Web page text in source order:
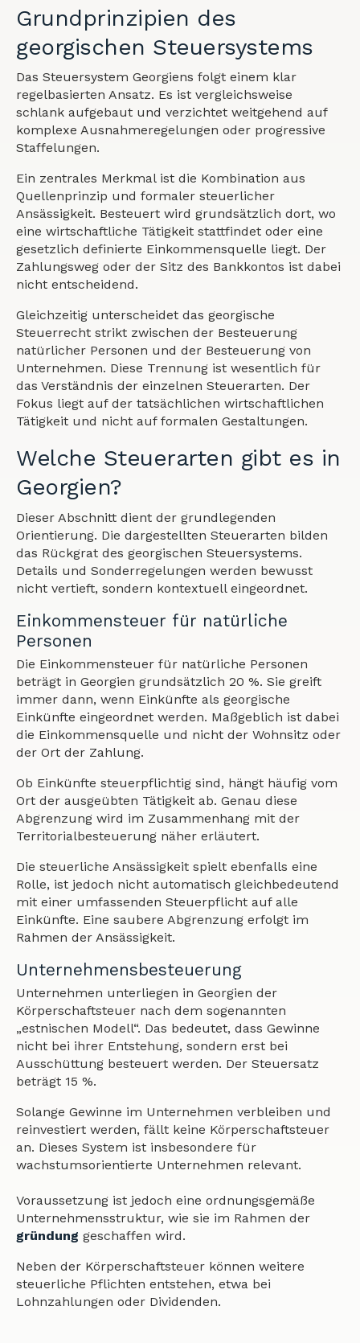
Grundprinzipien des
georgischen Steuersystems
Das Steuersystem Georgiens folgt einem klar
regelbasierten Ansatz. Es ist vergleichsweise
schlank aufgebaut und verzichtet weitgehend auf
komplexe Ausnahmeregelungen oder progressive
Staffelungen.
Ein zentrales Merkmal ist die Kombination aus
Quellenprinzip und formaler steuerlicher
Ansässigkeit. Besteuert wird grundsätzlich dort, wo
eine wirtschaftliche Tätigkeit stattfindet oder eine
gesetzlich definierte Einkommensquelle liegt. Der
Zahlungsweg oder der Sitz des Bankkontos ist dabei
nicht entscheidend.
Gleichzeitig unterscheidet das georgische
Steuerrecht strikt zwischen der Besteuerung
natürlicher Personen und der Besteuerung von
Unternehmen. Diese Trennung ist wesentlich für
das Verständnis der einzelnen Steuerarten. Der
Fokus liegt auf der tatsächlichen wirtschaftlichen
Tätigkeit und nicht auf formalen Gestaltungen.
Welche Steuerarten gibt es in
Georgien?
Dieser Abschnitt dient der grundlegenden
Orientierung. Die dargestellten Steuerarten bilden
das Rückgrat des georgischen Steuersystems.
Details und Sonderregelungen werden bewusst
nicht vertieft, sondern kontextuell eingeordnet.
Einkommensteuer für natürliche
Personen
Die Einkommensteuer für natürliche Personen
beträgt in Georgien grundsätzlich 20 %. Sie greift
immer dann, wenn Einkünfte als georgische
Einkünfte eingeordnet werden. Maßgeblich ist dabei
die Einkommensquelle und nicht der Wohnsitz oder
der Ort der Zahlung.
Ob Einkünfte steuerpflichtig sind, hängt häufig vom
Ort der ausgeübten Tätigkeit ab. Genau diese
Abgrenzung wird im Zusammenhang mit der
Territorialbesteuerung näher erläutert.
Die steuerliche Ansässigkeit spielt ebenfalls eine
Rolle, ist jedoch nicht automatisch gleichbedeutend
mit einer umfassenden Steuerpflicht auf alle
Einkünfte. Eine saubere Abgrenzung erfolgt im
Rahmen der Ansässigkeit.
Unternehmensbesteuerung
Unternehmen unterliegen in Georgien der
Körperschaftsteuer nach dem sogenannten
„estnischen Modell“. Das bedeutet, dass Gewinne
nicht bei ihrer Entstehung, sondern erst bei
Ausschüttung besteuert werden. Der Steuersatz
beträgt 15 %.
Solange Gewinne im Unternehmen verbleiben und
reinvestiert werden, fällt keine Körperschaftsteuer
an. Dieses System ist insbesondere für
wachstumsorientierte Unternehmen relevant.
Voraussetzung ist jedoch eine ordnungsgemäße
Unternehmensstruktur, wie sie im Rahmen der
gründung geschaffen wird.
Neben der Körperschaftsteuer können weitere
steuerliche Pflichten entstehen, etwa bei
Lohnzahlungen oder Dividenden.